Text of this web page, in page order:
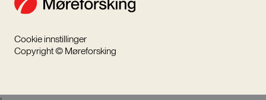
Cookie innstillinger
Copyright © Møreforsking